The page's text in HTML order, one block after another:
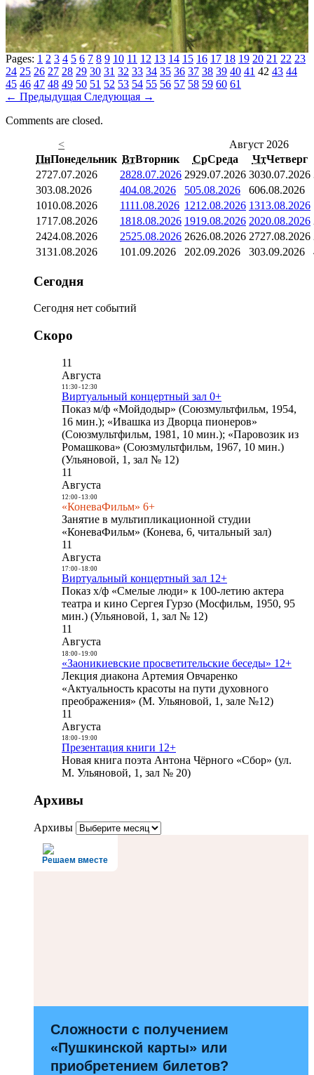
Pages: 1 2 3 4 5 6 7 8 9 10 11 12 13 14 15 16 17 18 19 20 21 22 23
24 25 26 27 28 29 30 31 32 33 34 35 36 37 38 39 40 41 42 43 44
45 46 47 48 49 50 51 52 53 54 55 56 57 58 59 60 61
← Предыдущая Следующая →
Comments are closed.
<
Август 2026
ПнПонедельник ВтВторник СрСреда ЧтЧетверг
2727.07.2026 2828.07.2026 2929.07.2026 3030.07.2026
303.08.2026 404.08.2026 505.08.2026 606.08.2026
1010.08.2026 1111.08.2026 1212.08.2026 1313.08.2026
1717.08.2026 1818.08.2026 1919.08.2026 2020.08.2026
2424.08.2026 2525.08.2026 2626.08.2026 2727.08.2026
3131.08.2026 101.09.2026 202.09.2026 303.09.2026
Сегодня
Сегодня нет событий
Скоро
11
Августа
11:30- 12:30
Виртуальный концертный зал 0+
Показ м/ф «Мойдодыр» (Союзмультфильм, 1954,
16 мин.); «Ивашка из Дворца пионеров»
(Союзмультфильм, 1981, 10 мин.); «Паровозик из
Ромашкова» (Союзмультфильм, 1967, 10 мин.)
(Ульяновой, 1, зал № 12)
11
Августа
12:00- 13:00
«КоневаФильм» 6+
Занятие в мультипликационной студии
«КоневаФильм» (Конева, 6, читальный зал)
11
Августа
17:00- 18:00
Виртуальный концертный зал 12+
Показ х/ф «Смелые люди» к 100-летию актера
театра и кино Сергея Гурзо (Мосфильм, 1950, 95
мин.) (Ульяновой, 1, зал № 12)
11
Августа
18:00- 19:00
«Заоникиевские просветительские беседы» 12+
Лекция диакона Артемия Овчаренко
«Актуальность красоты на пути духовного
преображения» (М. Ульяновой, 1, зале №12)
11
Августа
18:00- 19:00
Презентация книги 12+
Новая книга поэта Антона Чёрного «Сбор» (ул.
М. Ульяновой, 1, зал № 20)
Архивы
Архивы
Решаем вместе
Сложности с получением
«Пушкинской карты» или
приобретением билетов?